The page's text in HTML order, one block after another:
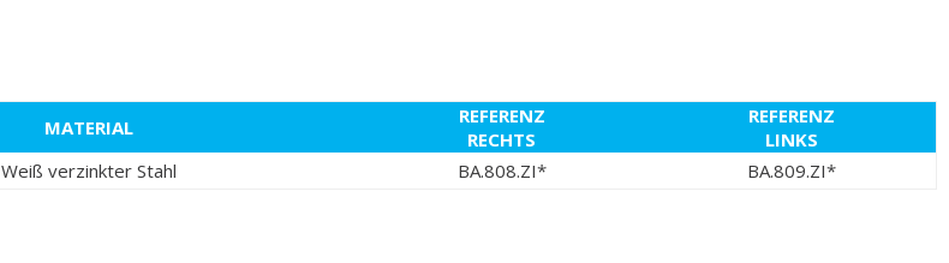
MATERIAL
REFERENZ
RECHTS
REFERENZ
LINKS
Weiß verzinkter Stahl BA.808.ZI* BA.809.ZI*